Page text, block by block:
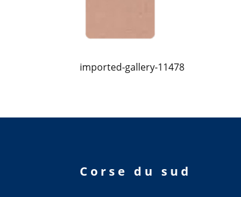
imported-gallery-11478
Corse du sud